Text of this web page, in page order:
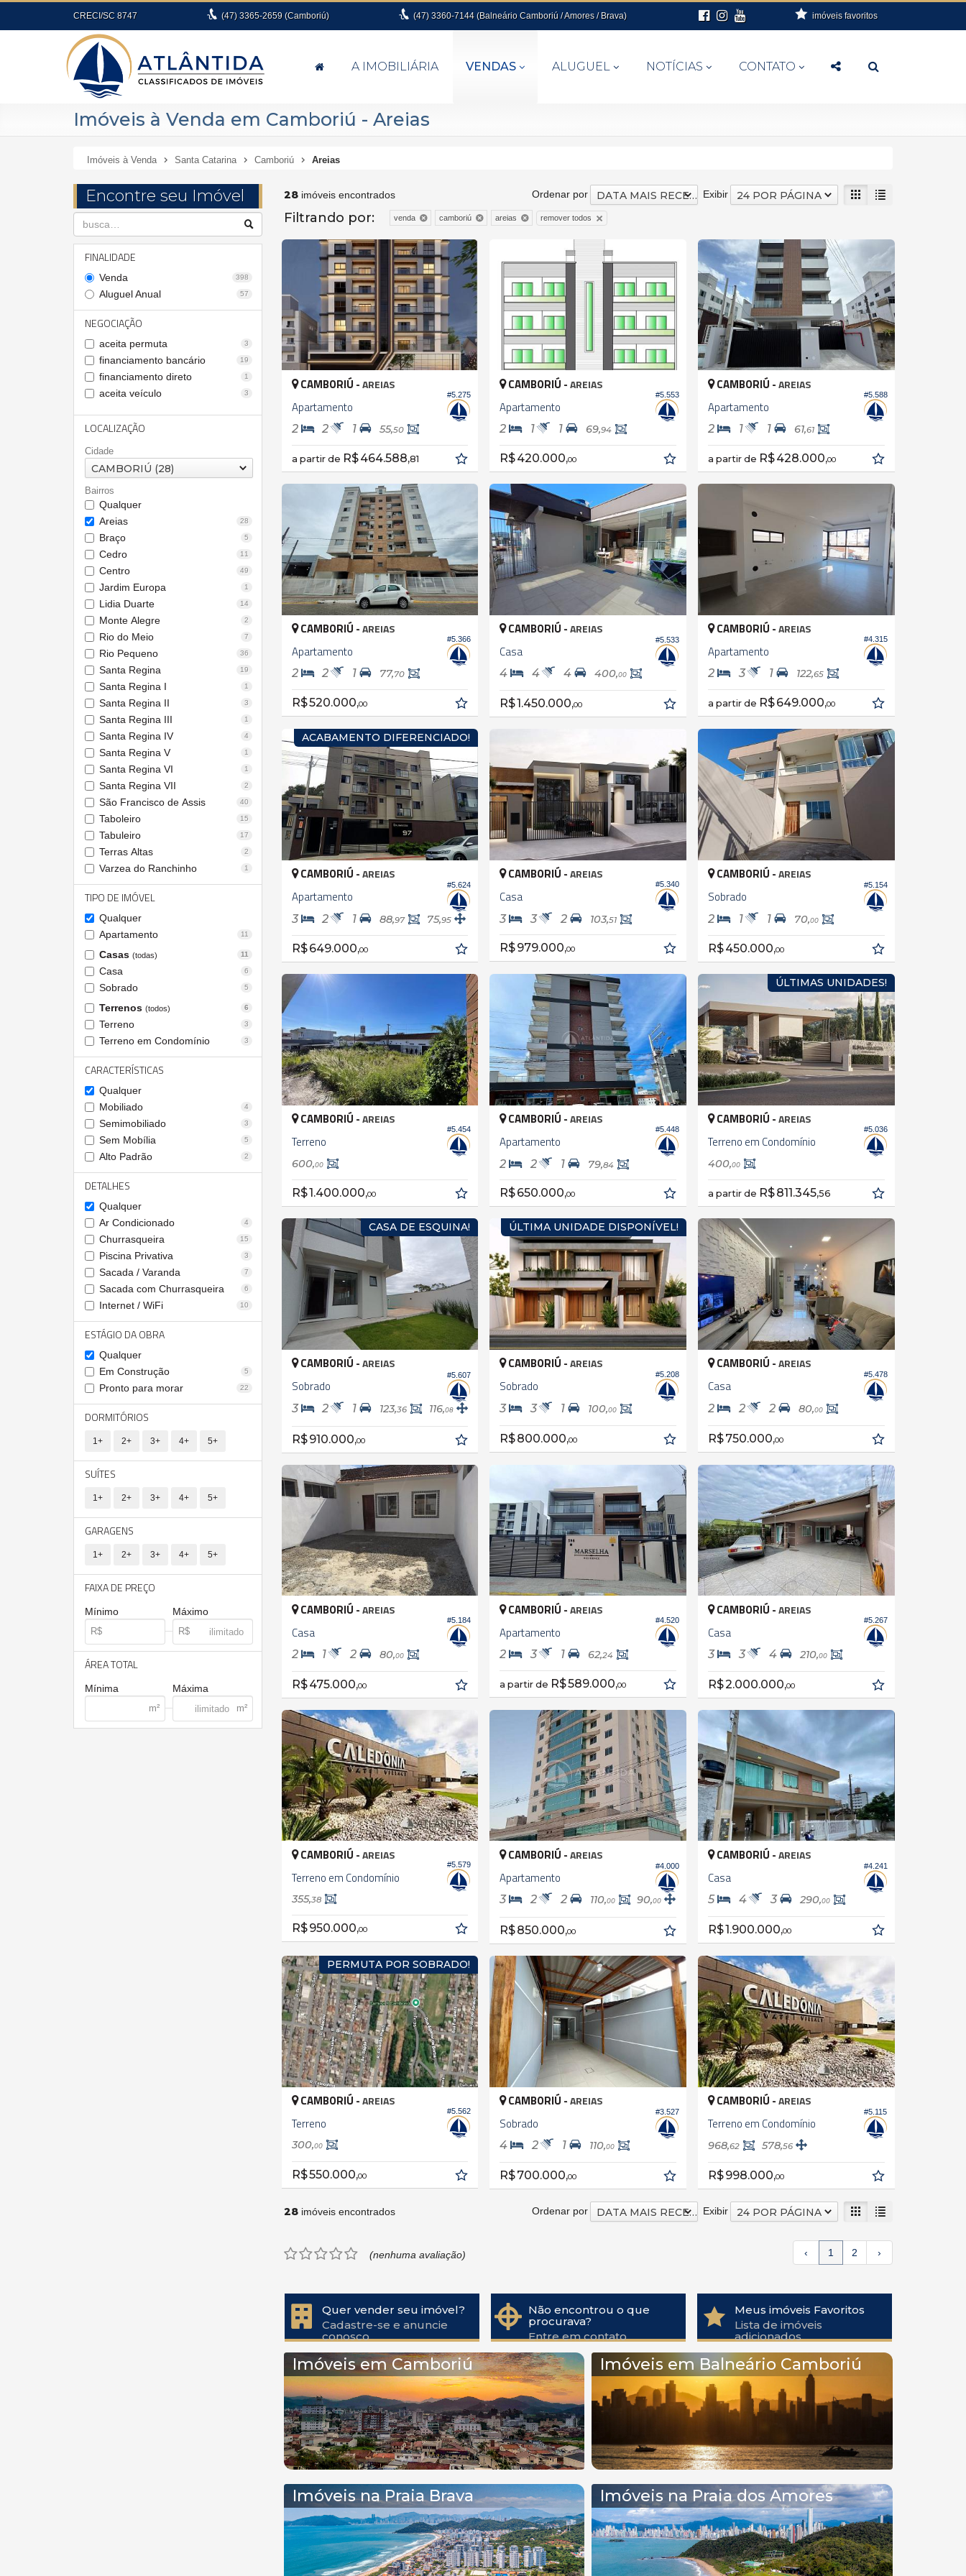
CRECI/SC 8747 (47) 3365-2659 (Camboriú) (47) 3360-7144 (Balneário Camboriú / Amores / Brava) imóveis favoritos
A IMOBILIÁRIA VENDAS ALUGUEL NOTÍCIAS CONTATO
Imóveis à Venda em Camboriú - Areias
Imóveis à Venda Santa Catarina Camboriú Areias
Encontre seu Imóvel
FINALIDADE
Venda 398
Aluguel Anual 57
NEGOCIAÇÃO
aceita permuta 3
financiamento bancário 19
financiamento direto 1
aceita veículo 3
LOCALIZAÇÃO
Cidade
CAMBORIÚ (28)
Bairros
Qualquer
Areias
28
Braço 5
Cedro 11
Centro 49
Jardim Europa 1
Lidia Duarte 14
Monte Alegre 2
Rio do Meio 7
Rio Pequeno 36
Santa Regina 19
Santa Regina I 1
Santa Regina II 3
Santa Regina III 1
Santa Regina IV 4
Santa Regina V 1
Santa Regina VI 1
Santa Regina VII 2
São Francisco de Assis 40
Taboleiro 15
Tabuleiro 17
Terras Altas 2
Varzea do Ranchinho 1
TIPO DE IMÓVEL
Qualquer
Apartamento
11
Casas (todas) 11
Casa 6
Sobrado 5
Terrenos (todos) 6
Terreno 3
Terreno em Condomínio 3
CARACTERÍSTICAS
Qualquer
Mobiliado
4
Semimobiliado 3
Sem Mobília 5
Alto Padrão 2
DETALHES
Qualquer
Ar Condicionado
4
Churrasqueira 15
Piscina Privativa 3
Sacada / Varanda 7
Sacada com Churrasqueira 6
Internet / WiFi 10
ESTÁGIO DA OBRA
Qualquer
Em Construção
5
Pronto para morar 22
DORMITÓRIOS
1+ 2+ 3+ 4+ 5+
SUÍTES
1+ 2+ 3+ 4+ 5+
GARAGENS
1+ 2+ 3+ 4+ 5+
FAIXA DE PREÇO
Mínimo Máximo
ÁREA TOTAL
Mínima Máxima
28imóveis encontrados Exibir 24 POR PÁGINA
Ordenar por DATA MAIS RECENTE
Filtrando por: venda camboriú areias remover todos
#5.275
CAMBORIÚ -AREIAS
Apartamento
2 2 1 55,50
a partir de R$ 464.588,81
#5.553
CAMBORIÚ -AREIAS
Apartamento
2 1 1 69,94
R$ 420.000,00
#5.588
CAMBORIÚ -AREIAS
Apartamento
2 1 1 61,61
a partir de R$ 428.000,00
#5.366
CAMBORIÚ -AREIAS
Apartamento
2 2 1 77,70
R$ 520.000,00
#5.533
CAMBORIÚ -AREIAS
Casa
4 4 4 400,00
R$ 1.450.000,00
#4.315
CAMBORIÚ -AREIAS
Apartamento
2 3 1 122,65
a partir de R$ 649.000,00
ACABAMENTO DIFERENCIADO!
#5.624
CAMBORIÚ -AREIAS
Apartamento
3 2 1 88,97 75,95
R$ 649.000,00
#5.340
CAMBORIÚ -AREIAS
Casa
3 3 2 103,51
R$ 979.000,00
#5.154
CAMBORIÚ -AREIAS
Sobrado
2 1 1 70,00
R$ 450.000,00
#5.454
CAMBORIÚ -AREIAS
Terreno
600,00
R$ 1.400.000,00
#5.448
CAMBORIÚ -AREIAS
Apartamento
2 2 1 79,84
R$ 650.000,00
ÚLTIMAS UNIDADES!
#5.036
CAMBORIÚ -AREIAS
Terreno em Condomínio
400,00
a partir de R$ 811.345,56
CASA DE ESQUINA!
#5.607
CAMBORIÚ -AREIAS
Sobrado
3 2 1 123,36 116,08
R$ 910.000,00
ÚLTIMA UNIDADE DISPONÍVEL!
#5.208
CAMBORIÚ -AREIAS
Sobrado
3 3 1 100,00
R$ 800.000,00
#5.478
CAMBORIÚ -AREIAS
Casa
2 2 2 80,00
R$ 750.000,00
#5.184
CAMBORIÚ -AREIAS
Casa
2 1 2 80,00
R$ 475.000,00
#4.520
CAMBORIÚ -AREIAS
Apartamento
2 3 1 62,24
a partir de R$ 589.000,00
#5.267
CAMBORIÚ -AREIAS
Casa
3 3 4 210,00
R$ 2.000.000,00
#5.579
CAMBORIÚ -AREIAS
Terreno em Condomínio
355,38
R$ 950.000,00
#4.000
CAMBORIÚ -AREIAS
Apartamento
3 2 2 110,00 90,00
R$ 850.000,00
#4.241
CAMBORIÚ -AREIAS
Casa
5 4 3 290,00
R$ 1.900.000,00
PERMUTA POR SOBRADO!
#5.562
CAMBORIÚ -AREIAS
Terreno
300,00
R$ 550.000,00
#3.527
CAMBORIÚ -AREIAS
Sobrado
4 2 1 110,00
R$ 700.000,00
#5.115
CAMBORIÚ -AREIAS
Terreno em Condomínio
968,62 578,56
R$ 998.000,00
28imóveis encontrados Exibir 24 POR PÁGINA
Ordenar por DATA MAIS RECENTE
‹ 1 2 ›
(nenhuma avaliação)
Quer vender seu imóvel?
Cadastre-se e anuncie
conosco
Não encontrou o que
procurava?
Entre em contato
Meus imóveis Favoritos
Lista de imóveis
adicionados
Imóveis em Camboriú Imóveis em Balneário Camboriú
Imóveis na Praia Brava Imóveis na Praia dos Amores